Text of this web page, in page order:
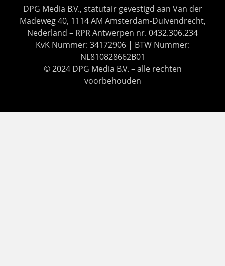
DPG Media B.V., statutair gevestigd aan Van der
Madeweg 40, 1114 AM Amsterdam-Duivendrecht,
Nederland – RPR Antwerpen nr. 0432.306.234
KvK Nummer: 34172906 | BTW Nummer:
NL810828662B01
© 2024 DPG Media B.V. – alle rechten
voorbehouden